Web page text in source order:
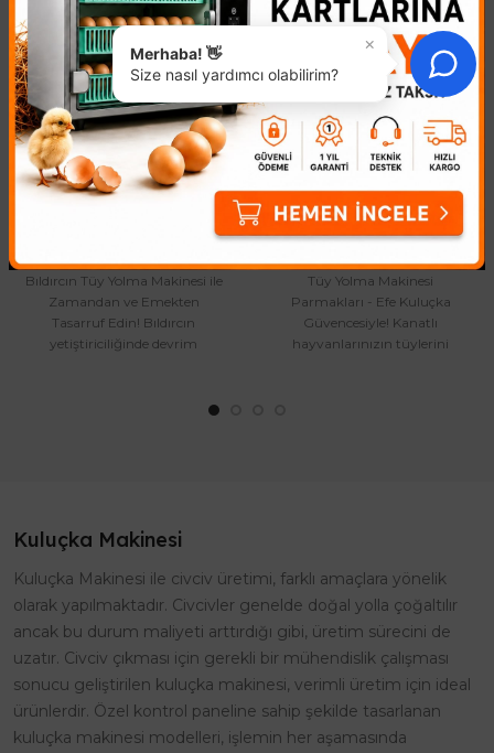
Bıldırcın Tüy Yolma
Bıldırcın Tüy Yolma Makinesi ile
Zamandan ve Emekten
Tasarruf Edin! Bıldırcın
yetiştiriciliğinde devrim
Tavuk Tüy Yolma
Parmağı
31,01₺
Tüy Yolma Makinesi
Parmakları - Efe Kuluçka
Güvencesiyle! Kanatlı
hayvanlarınızın tüylerini
Kuluçka Makinesi
Kuluçka Makinesi ile civciv üretimi, farklı amaçlara yönelik
olarak yapılmaktadır. Civcivler genelde doğal yolla çoğaltılır
ancak bu durum maliyeti arttırdığı gibi, üretim sürecini de
uzatır. Civciv çıkması için gerekli bir mühendislik çalışması
sonucu geliştirilen kuluçka makinesi, verimli üretim için ideal
ürünlerdir. Özel kontrol paneline sahip şekilde tasarlanan
kuluçka makinesi modelleri, işlemin her aşamasında
×
Merhaba! 👋
Size nasıl yardımcı olabilirim?